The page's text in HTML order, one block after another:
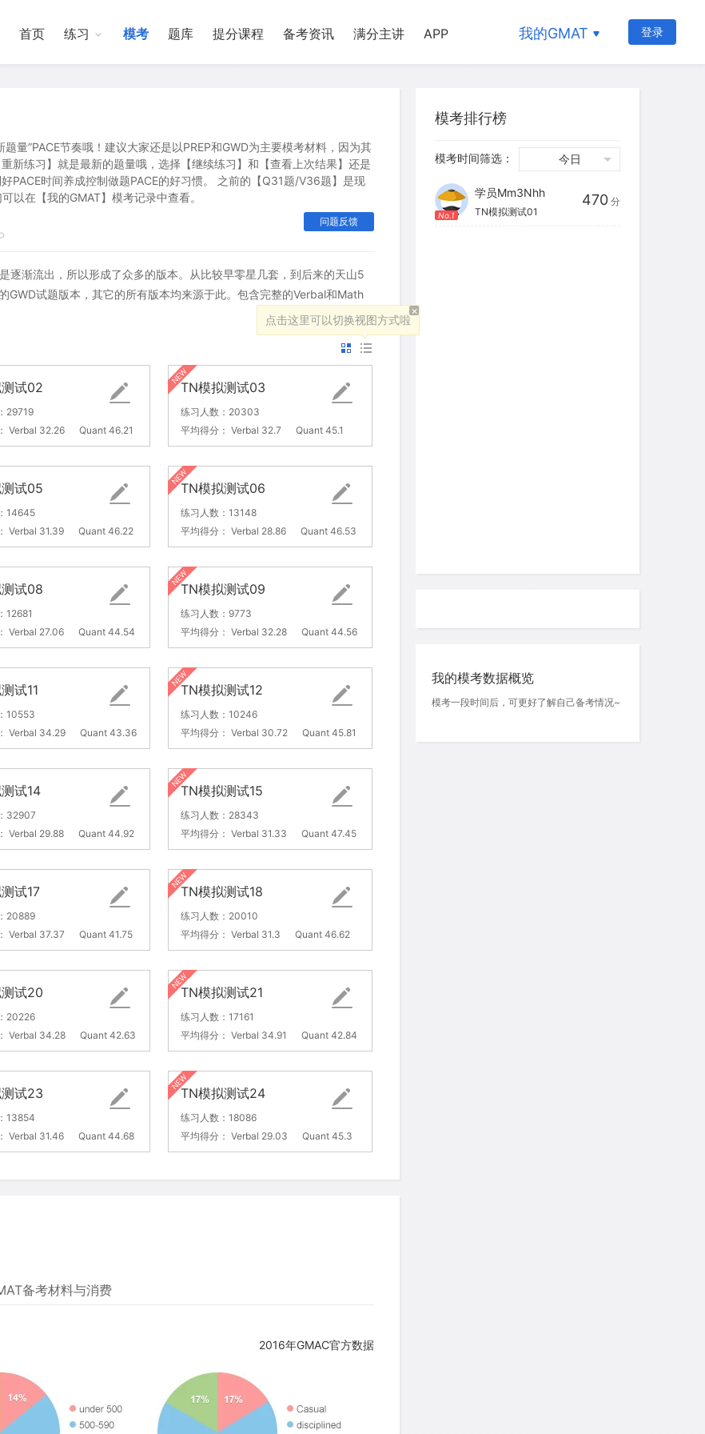
首页 练习 模考 题库 提分课程 备考资讯 满分主讲 APP 我的GMAT 登录
量”PACE节奏哦！建议大家还是以PREP和GWD为主要模考材料，因为其
新练习】就是最新的题量哦，选择【继续练习】和【查看上次结果】还是
PACE时间养成控制做题PACE的好习惯。 之前的【Q31题/V36题】是现
以在【我的GMAT】模考记录中查看。
问题反馈
逐渐流出，所以形成了众多的版本。从比较早零星几套，到后来的天山5
试题版本，其它的所有版本均来源于此。包含完整的Verbal和Math
点击这里可以切换视图方式啦
×
试02
29719
Verbal 32.26 Quant 46.21
TN模拟测试03
练习人数：20303
平均得分： Verbal 32.7 Quant 45.1
试05
14645
Verbal 31.39 Quant 46.22
TN模拟测试06
练习人数：13148
平均得分： Verbal 28.86 Quant 46.53
试08
12681
Verbal 27.06 Quant 44.54
TN模拟测试09
练习人数：9773
平均得分： Verbal 32.28 Quant 44.56
试11
10553
Verbal 34.29 Quant 43.36
TN模拟测试12
练习人数：10246
平均得分： Verbal 30.72 Quant 45.81
试14
32907
Verbal 29.88 Quant 44.92
TN模拟测试15
练习人数：28343
平均得分： Verbal 31.33 Quant 47.45
试17
20889
Verbal 37.37 Quant 41.75
TN模拟测试18
练习人数：20010
平均得分： Verbal 31.3 Quant 46.62
试20
20226
Verbal 34.28 Quant 42.63
TN模拟测试21
练习人数：17161
平均得分： Verbal 34.91 Quant 42.84
试23
13854
Verbal 31.46 Quant 44.68
TN模拟测试24
练习人数：18086
平均得分： Verbal 29.03 Quant 45.3
备考材料与消费
2016年GMAC官方数据
模考排行榜
模考时间筛选： 今日
No.1
学员Mm3Nhh
TN模拟测试01
470 分
我的模考数据概览
模考一段时间后，可更好了解自己备考情况~